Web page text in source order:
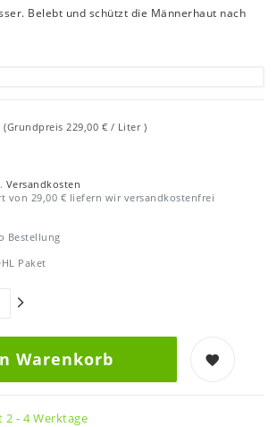
Belebt und schützt die Männerhaut nach
(Grundpreis 229,00 € / Liter )
Versandkosten
von 29,00 € liefern wir versandkostenfrei
Bestellung
Paket
Warenkorb
2 - 4 Werktage